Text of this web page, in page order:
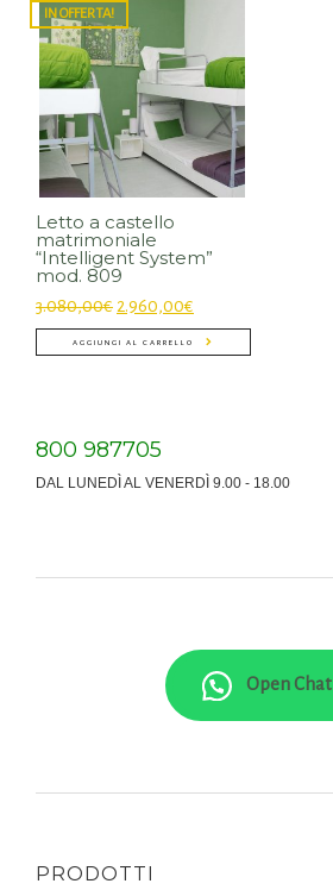
IN OFFERTA!
Letto a castello
matrimoniale
“Intelligent System”
mod. 809
3.080,00€ 2.960,00€
AGGIUNGI AL CARRELLO
800 987705
DAL LUNEDÌ AL VENERDÌ 9.00 - 18.00
Open Chat
PRODOTTI